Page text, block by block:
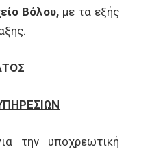
Βόλου, με τα εξής
την υποχρεωτική